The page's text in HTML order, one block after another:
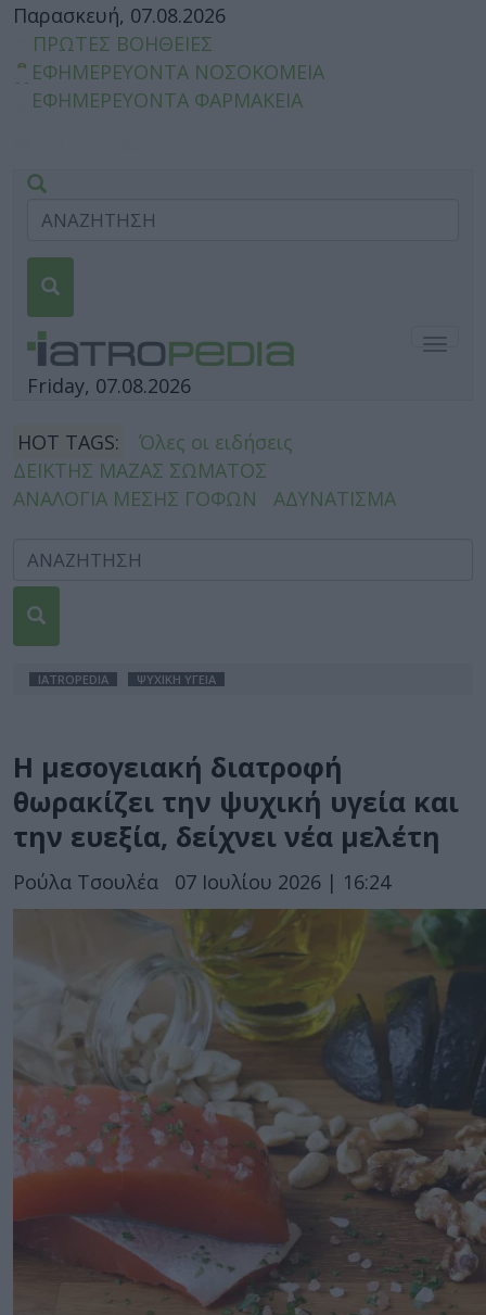
Παρασκευή, 07.08.2026
ΠΡΩΤΕΣ ΒΟΗΘΕΙΕΣ
ΕΦΗΜΕΡΕΥΟΝΤΑ ΝΟΣΟΚΟΜΕΙΑ
ΕΦΗΜΕΡΕΥΟΝΤΑ ΦΑΡΜΑΚΕΙΑ
Friday, 07.08.2026
HOT TAGS:
Όλες οι ειδήσεις
ΔΕΙΚΤΗΣ ΜΑΖΑΣ ΣΩΜΑΤΟΣ
ΑΝΑΛΟΓΙΑ ΜΕΣΗΣ ΓΟΦΩΝ
ΑΔΥΝΑΤΙΣΜΑ
IATROPEDIA ΨΥΧΙΚΗ ΥΓΕΙΑ
Η μεσογειακή διατροφή
θωρακίζει την ψυχική υγεία και
την ευεξία, δείχνει νέα μελέτη
Ρούλα Τσουλέα 07 Ιουλίου 2026 | 16:24